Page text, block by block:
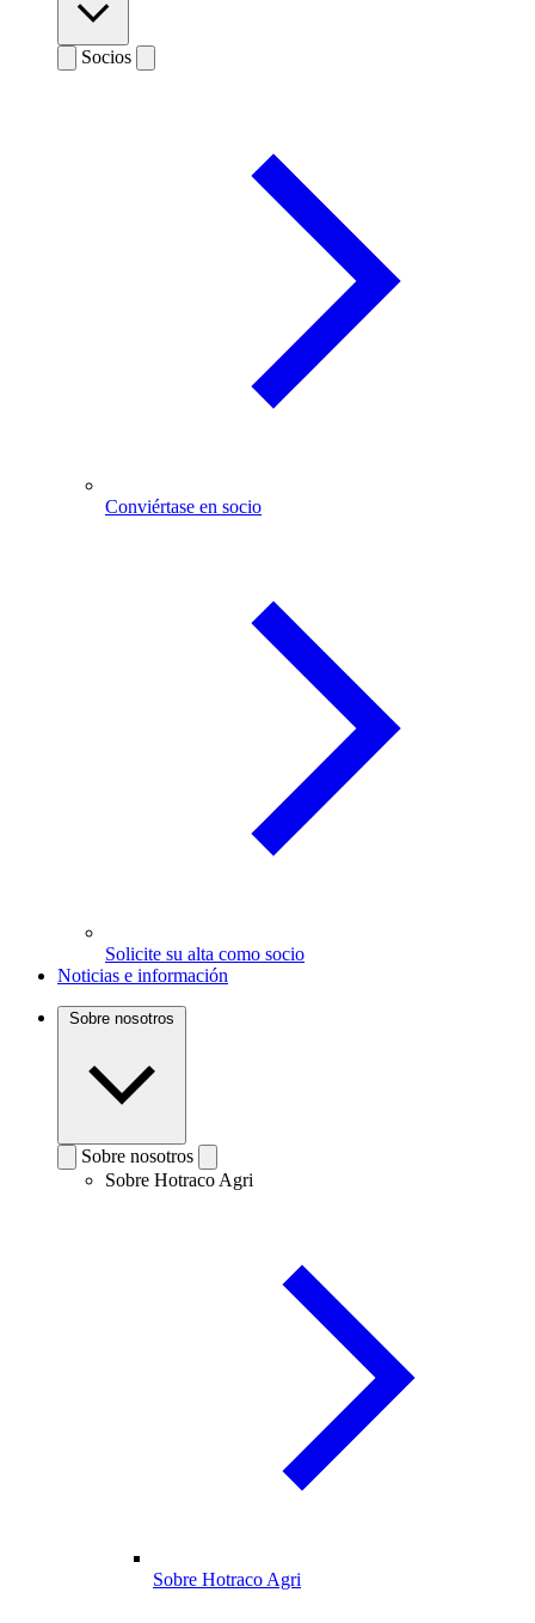
Socios
Conviértase en socio
Solicite su alta como socio
Noticias e información
Sobre nosotros
Sobre nosotros
Sobre Hotraco Agri
Sobre Hotraco Agri